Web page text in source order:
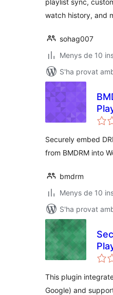
playlist sync,
watch history, and
sohag007
Menys de 10
S'ha provat
Securely embed
from BMDRM into
bmdrm
Menys de 10
S'ha provat
This plugin
Google) and